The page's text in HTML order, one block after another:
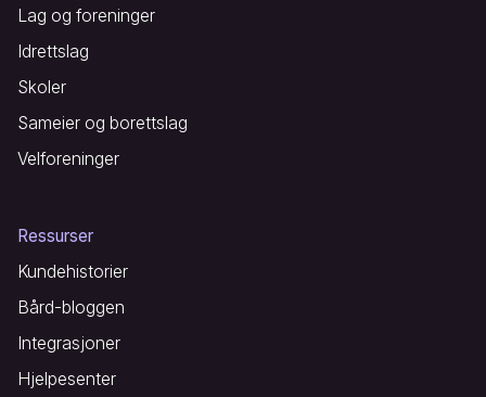
Lag og foreninger
Idrettslag
Skoler
Sameier og borettslag
Velforeninger
Ressurser
Kundehistorier
Bård-bloggen
Integrasjoner
Hjelpesenter